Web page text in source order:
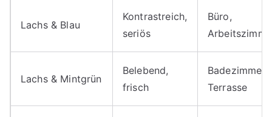
Lachs & Blau
Kontrastreich,
seriös
Büro,
Lachs & Mintgrün
Belebend,
frisch
Badezimmer,
Terrasse